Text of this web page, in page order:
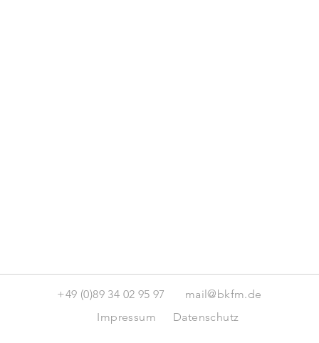
+49 (0)89 34 02 95 97
mail@bkfm.de
Impressum
Datenschutz